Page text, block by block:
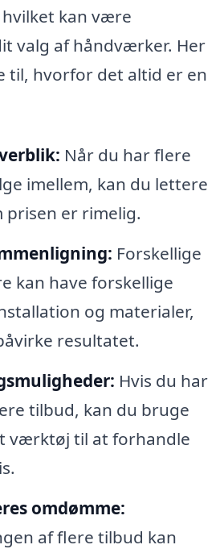
kan være
valg af håndværker. Her
til, hvorfor det altid er en
Når du har flere
imellem, kan du lettere
prisen er rimelig.
Forskellige
kan have forskellige
og materialer,
resultatet.
Hvis du har
tilbud, kan du bruge
værktøj til at forhandle
omdømme:
af flere tilbud kan